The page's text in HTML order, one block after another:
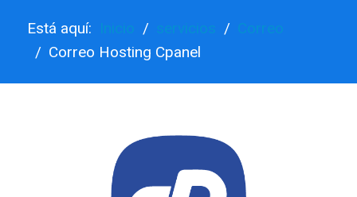
Está aquí:
Correo Hosting Cpanel